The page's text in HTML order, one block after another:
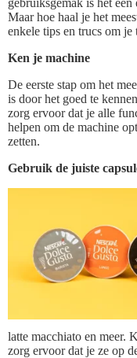
Maar hoe haal je het
enkele tips en trucs om je
Ken je machine
De eerste stap om het
is door het goed te
zorg ervoor dat je alle
helpen om de machine
zetten.
Gebruik de juiste
latte macchiato en meer.
zorg ervoor dat je ze op